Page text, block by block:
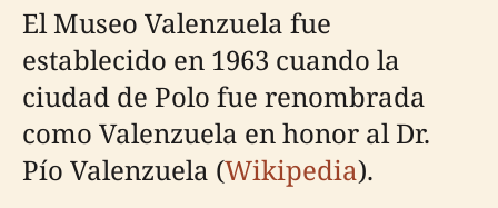
El Museo Valenzuela fue
establecido en 1963 cuando la
ciudad de Polo fue renombrada
como Valenzuela en honor al Dr.
Pío Valenzuela (Wikipedia).